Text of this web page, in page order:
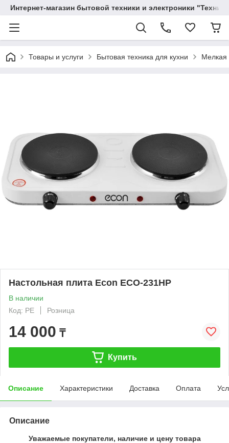
Интернет-магазин бытовой техники и электроники
Товары и услуги Бытовая техника для кухни Мелкая
Настольная плита Econ ECO-231HP
В наличии
Код: PE
Розница
14 000 ₸
Купить
Описание Характеристики Доставка Оплата
Описание
Уважаемые покупатели, наличие и цену товара